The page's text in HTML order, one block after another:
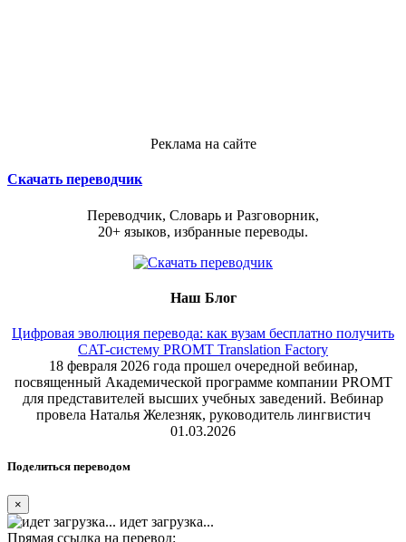
Реклама на сайте
Скачать переводчик
Переводчик, Словарь и Разговорник,
20+ языков, избранные переводы.
Наш Блог
Цифровая эволюция перевода: как вузам бесплатно получить
CAT-систему PROMT Translation Factory
18 февраля 2026 года прошел очередной вебинар,
посвященный Академической программе компании PROMT
для представителей высших учебных заведений. Вебинар
провела Наталья Железняк, руководитель лингвистич
01.03.2026
Поделиться переводом
×
идет загрузка...
Прямая ссылка на перевод: